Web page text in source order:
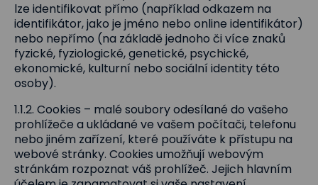
lze identifikovat přímo (například odkazem na
identifikátor, jako je jméno nebo online identifikátor)
nebo nepřímo (na základě jednoho či více znaků
fyzické, fyziologické, genetické, psychické,
ekonomické, kulturní nebo sociální identity této
osoby).
1.1.2. Cookies – malé soubory odesílané do vašeho
prohlížeče a ukládané ve vašem počítači, telefonu
nebo jiném zařízení, které používáte k přístupu na
webové stránky. Cookies umožňují webovým
stránkám rozpoznat váš prohlížeč. Jejich hlavním